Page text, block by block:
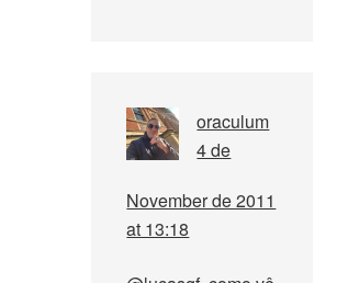
oraculum
4 de
November de 2011
at 13:18